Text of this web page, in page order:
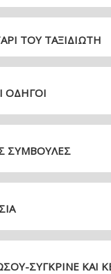
ΤΟΥ ΤΑΞΙΔΙΩΤΗ
ΟΔΗΓΟΙ
ΣΥΜΒΟΥΛΕΣ
ΣΎΓΚΡΙΝΕ ΚΑΙ